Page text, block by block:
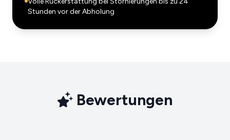
Stunden vor der Abholung
Bewertungen